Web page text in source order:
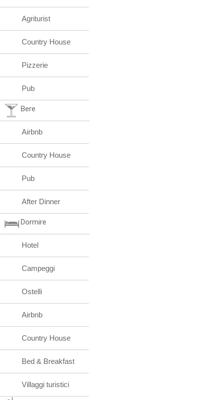
Agriturist
Country House
Pizzerie
Pub
Bere
Airbnb
Country House
Pub
After Dinner
Dormire
Hotel
Campeggi
Ostelli
Airbnb
Country House
Bed & Breakfast
Villaggi turistici